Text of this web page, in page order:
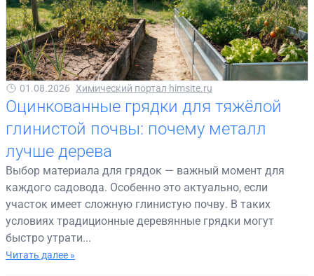
01.08.2026 Химический портал himsite.ru
Оцинкованные грядки для тяжёлой
глинистой почвы: почему металл
лучше дерева
Выбор материала для грядок — важный момент для
каждого садовода. Особенно это актуально, если
участок имеет сложную глинистую почву. В таких
условиях традиционные деревянные грядки могут
быстро утрати...
Читать далее »